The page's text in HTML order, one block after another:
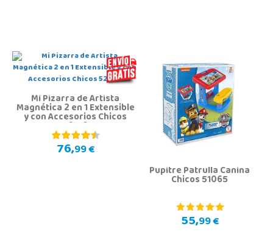
Mi Pizarra de Artista
Magnética 2 en 1 Extensible
y con Accesorios Chicos
52172
76,99 €
Pupitre Patrulla Canina
Chicos 51065
55,99 €